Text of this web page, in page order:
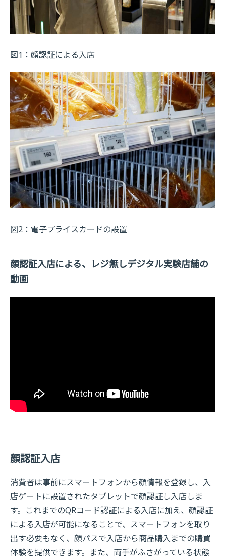
図1：顔認証による入店
図2：電子プライスカードの設置
顔認証入店による、レジ無しデジタル実験店舗の
動画
顔認証入店
消費者は事前にスマートフォンから顔情報を登録し、入
店ゲートに設置されたタブレットで顔認証し入店しま
す。これまでのQRコード認証による入店に加え、顔認証
による入店が可能になることで、スマートフォンを取り
出す必要もなく、顔パスで入店から商品購入までの購買
体験を提供できます。また、両手がふさがっている状態